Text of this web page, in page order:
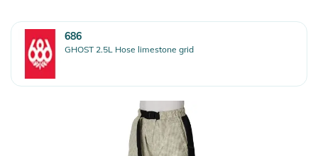
686
GHOST 2.5L Hose limestone grid